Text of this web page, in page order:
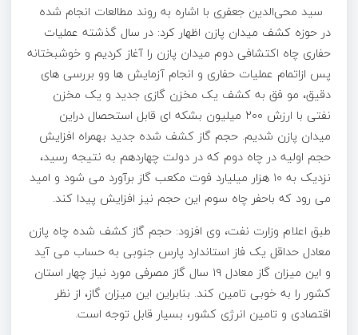
سید محی‌الدین جعفری با اشاره به روند مطالعات انجام شده
در حوزه کشف میدان پازن اظهار کرد: در سال گذشته عملیات
حفاری چاه اکتشافی دوم میدان پازن را آغاز کردیم و خوشبختانه
پس ازاتمام عملیات حفاری و انجام آزمایش ها وو بررسی های
دقیق، مو فق به کشف یک مخزن گازی جدید و یک مخزن
نفتی با ارزش ۲۰۰ میلیون بشکه ای قابل استحصال دراین
میدان پازن شدیم. حجم گاز کشف شده جدید بهمراه افزایش
حجم اولیه در چاه دوم که در دولت چهاردهم به نتیجه رسید،
نزدیک به ۱۰ هزار میلیارد فوت مکعب گاز برآورد می شود و امید
می رود که باحفر چاه سوم این حجم نیز افزایش پیدا کند.
طبق اعلام وزارت نفت، وی افزود: حجم گاز کشف شده چاه پازن
معادل حداقل یک فاز استاندارد پارس جنوبی به حساب می آید
و این میزان گاز معادل ۱۹ سال گاز مصرفی مورد نیاز چهار استان
کشور را به خوبی تامین کند. بنابراین این میزان گاز، از نظر
اقتصادی و تامین انرژی کشور، بسیار قابل توجه است.